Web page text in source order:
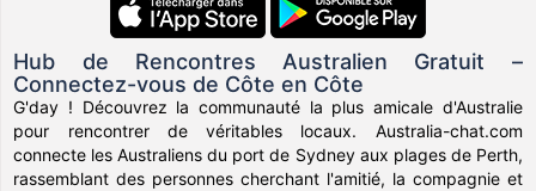
Hub de Rencontres Australien Gratuit –
Connectez-vous de Côte en Côte
G'day ! Découvrez la communauté la plus amicale d'Australie
pour rencontrer de véritables locaux. Australia-chat.com
connecte les Australiens du port de Sydney aux plages de Perth,
rassemblant des personnes cherchant l'amitié, la compagnie et